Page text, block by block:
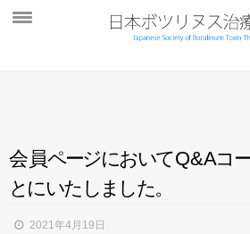
ご挨拶
会 員ページにおいてQ&Aコ
と にいた し ま した。
2021年4月19日